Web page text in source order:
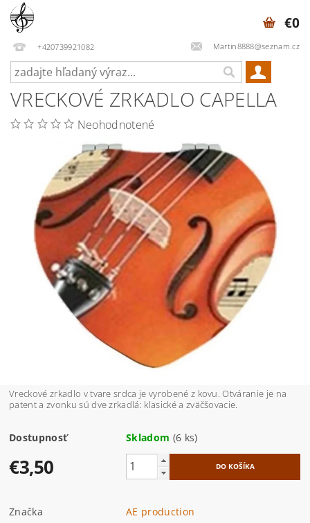
+420739921082 Martin8888@seznam.cz
€0
VRECKOVÉ ZRKADLO CAPELLA
Neohodnotené
Vreckové zrkadlo v tvare srdca je vyrobené z kovu. Otváranie je na
patent a zvonku sú dve zrkadlá: klasické a zväčšovacie.
Dostupnosť Skladom (6 ks)
€3,50
Značka
AE production